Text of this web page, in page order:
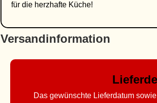
für die herzhafte Küche!
Versandinformation
Das gewünschte Lieferdatum